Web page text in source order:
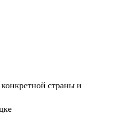
страны и